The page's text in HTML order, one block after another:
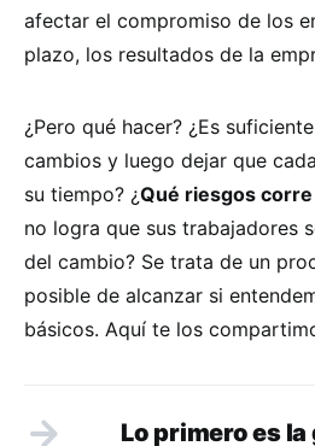
afectar el compromiso de los
plazo, los resultados de la
¿Pero qué hacer? ¿Es
cambios y luego dejar que
su tiempo? ¿Qué riesgos
no logra que sus trabajadores
del cambio? Se trata de un
posible de alcanzar si
básicos. Aquí te los
Lo primero es la